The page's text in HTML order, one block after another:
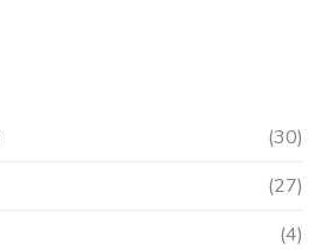
(30)
(27)
(4)